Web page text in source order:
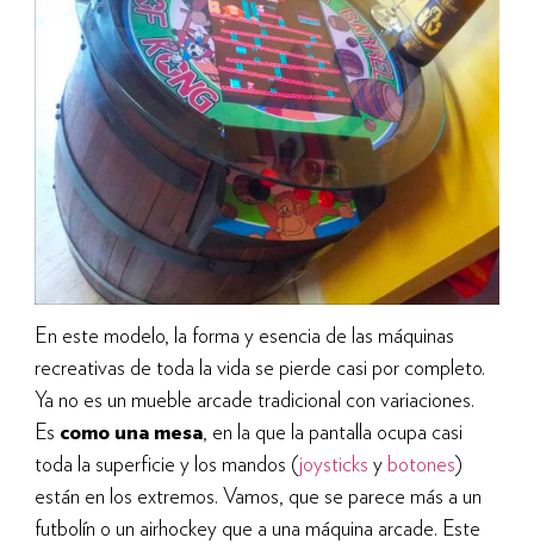
En este modelo, la forma y esencia de las máquinas
recreativas de toda la vida se pierde casi por completo.
Ya no es un mueble arcade tradicional con variaciones.
Es como una mesa, en la que la pantalla ocupa casi
toda la superficie y los mandos (joysticks y botones)
están en los extremos. Vamos, que se parece más a un
futbolín o un airhockey que a una máquina arcade. Este